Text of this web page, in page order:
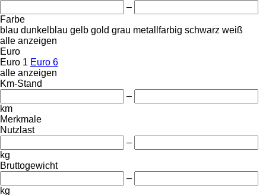
–
Farbe
blau dunkelblau gelb gold grau metallfarbig schwarz weiß
alle anzeigen
Euro
Euro 1 Euro 6
alle anzeigen
Km-Stand
–
km
Merkmale
Nutzlast
–
kg
Bruttogewicht
–
kg